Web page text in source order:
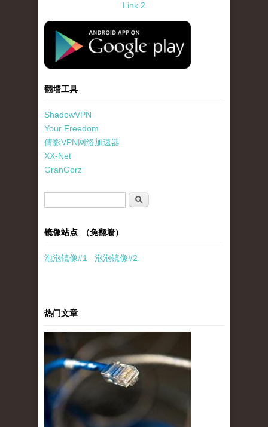
Link 2
standard-icon-googleplay-app-store.png
翻墙工具
ShadowVPN
Your Freedom
倩影VPN网络加速器
XX-Net
GranGorz
搜索
镜像站点 （免翻墙）
泡泡镜像#1 泡泡镜像#2
热门文章